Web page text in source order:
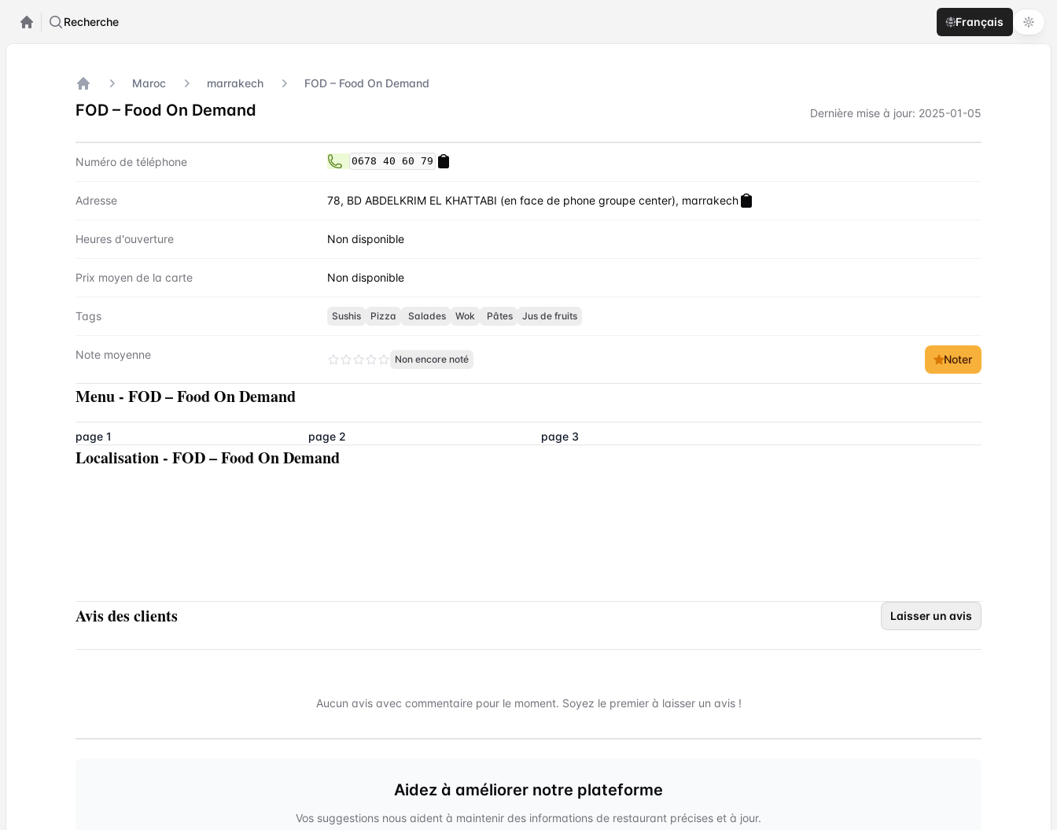
Recherche Français
Accueil
Maroc marrakech FOD – Food On Demand
FOD – Food On Demand Dernière mise à jour: 2025-01-05
Contact FOD – Food On Demand
Numéro de téléphone 0678 40 60 79
Adresse 78, BD ABDELKRIM EL KHATTABI (en face de phone groupe center), marrakech
Heures d'ouverture Non disponible
Prix moyen de la carte Non disponible
Tags Sushis Pizza Salades Wok Pâtes Jus de fruits
Note moyenne Non encore noté Noter
Menu- FOD – Food On Demand
page 1 page 2 page 3
Localisation- FOD – Food On Demand
Avis des clients Laisser un avis
Aucun avis avec commentaire pour le moment. Soyez le premier à laisser un avis !
Aidez à améliorer notre plateforme
Vos suggestions nous aident à maintenir des informations de restaurant précises et à jour.